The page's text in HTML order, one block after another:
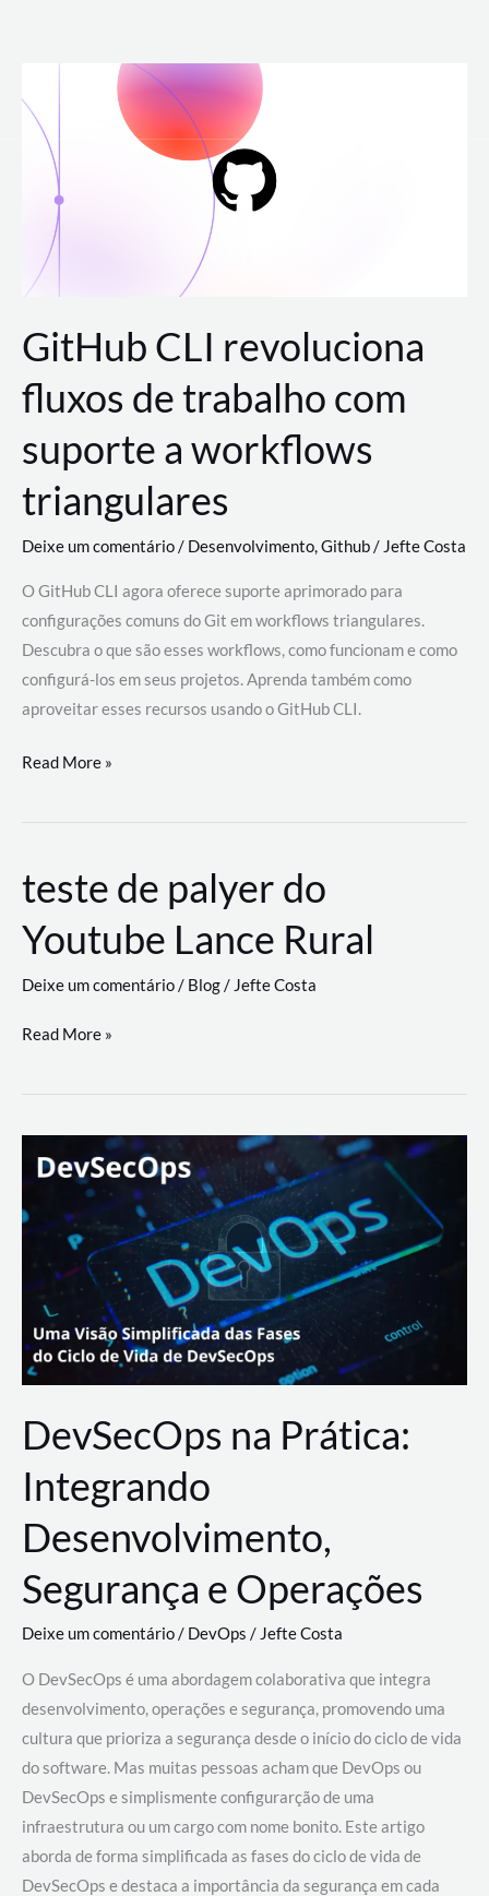
para
conteúdo
GitHub CLI revoluciona
fluxos de trabalho com
suporte a workflows
triangulares
Deixe um comentário/ Desenvolvimento,Github/ Jefte Costa
O GitHub CLI agora oferece suporte aprimorado para
configurações comuns do Git em workflows triangulares.
Descubra o que são esses workflows, como funcionam e como
configurá-los em seus projetos. Aprenda também como
aproveitar esses recursos usando o GitHub CLI.
GitHub
revoluciona
de
trabalho
com
a
workflows
Read More »
teste de palyer do
Youtube Lance Rural
Deixe um comentário/ Blog/ Jefte Costa
teste
palyer
Lance
Rural
Read More »
DevSecOps na Prática:
Integrando
Desenvolvimento,
Segurança e Operações
Deixe um comentário/ DevOps /Jefte Costa
O DevSecOps é uma abordagem colaborativa que integra
desenvolvimento, operações e segurança, promovendo uma
cultura que prioriza a segurança desde o início do ciclo de vida
do software. Mas muitas pessoas acham que DevOps ou
DevSecOps e simplismente configurarção de uma
infraestrutura ou um cargo com nome bonito. Este artigo
aborda de forma simplificada as fases do ciclo de vida de
DevSecOps e destaca a importância da segurança em cada